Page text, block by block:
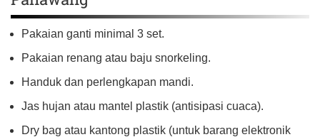
Pakaian ganti minimal 3 set.
Pakaian renang atau baju snorkeling.
Handuk dan perlengkapan mandi.
Jas hujan atau mantel plastik (antisipasi cuaca).
Dry bag atau kantong plastik (untuk barang elektronik